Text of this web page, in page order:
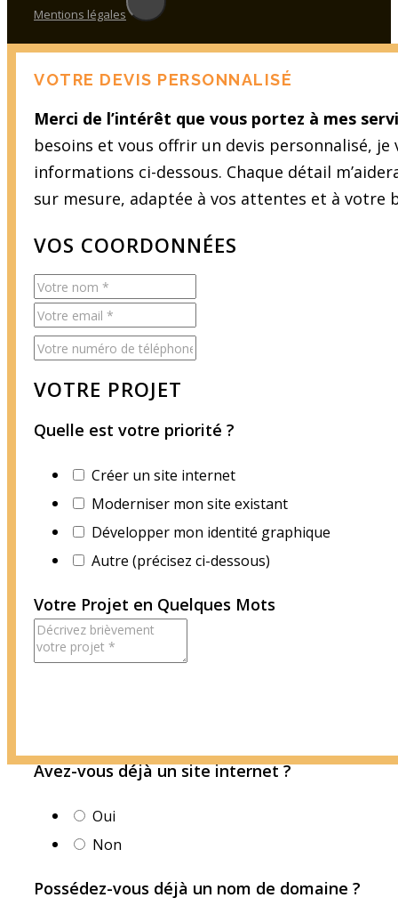
Mentions légales
VOTRE DEVIS PERSONNALISÉ
Merci de l’intérêt que vous portez à mes
besoins et vous offrir un devis personnalisé,
informations ci-dessous. Chaque détail
sur mesure, adaptée à vos attentes et à votre
VOS COORDONNÉES
VOTRE PROJET
Quelle est votre priorité ?
Créer un site internet
Moderniser mon site existant
Développer mon identité graphique
Autre (précisez ci-dessous)
Votre Projet en Quelques Mots
Avez-vous déjà un site internet ?
Oui
Non
Possédez-vous déjà un nom de domaine ?